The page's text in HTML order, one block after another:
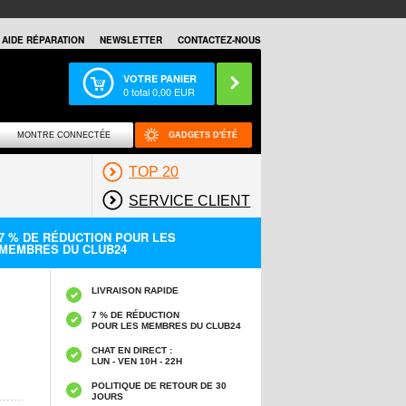
AIDE RÉPARATION NEWSLETTER CONTACTEZ-NOUS
VOTRE PANIER
0total0,00 EUR
MONTRE CONNECTÉE GADGETS D'ÉTÉ
TOP 20
SERVICE CLIENT
% DE RÉDUCTION POUR LES
DU CLUB24
LIVRAISON RAPIDE
7 % DE RÉDUCTION
POUR LES MEMBRES DU CLUB24
CHAT EN DIRECT :
LUN - VEN 10H - 22H
POLITIQUE DE RETOUR DE 30
JOURS